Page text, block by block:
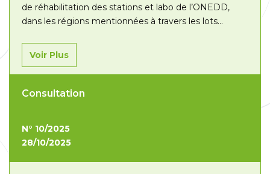
de réhabilitation des stations et labo de l’ONEDD,
dans les régions mentionnées à travers les lots
Lot N°02 : Région ouest (Oran /Mostaganem) ;– Lot
Voir Plus
Consultation
N° 10/2025
28/10/2025